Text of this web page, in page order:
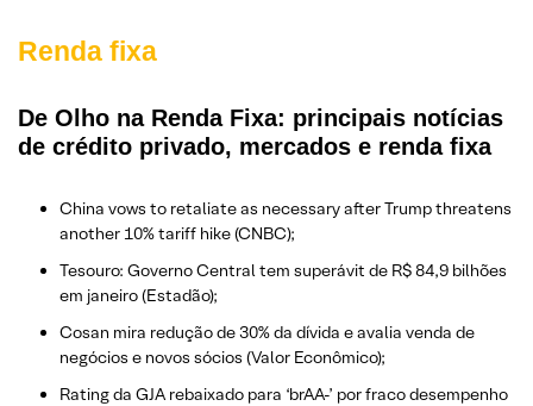
Renda fixa
De Olho na Renda Fixa: principais notícias
de crédito privado, mercados e renda fixa
China vows to retaliate as necessary after Trump threatens
another 10% tariff hike (CNBC);
Tesouro: Governo Central tem superávit de R$ 84,9 bilhões
em janeiro (Estadão);
Cosan mira redução de 30% da dívida e avalia venda de
negócios e novos sócios (Valor Econômico);
Rating da GJA rebaixado para ‘brAA-’ por fraco desempenho